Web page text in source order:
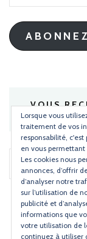
mail
VOUS
Rechercher :
Lorsque vous
traitement de vos
responsabilité,
en vous
Les cookies nous
annonces, d’offrir
d’analyser notre
sur l’utilisation de
publicité et
informations que
votre utilisation de
continuez à utiliser